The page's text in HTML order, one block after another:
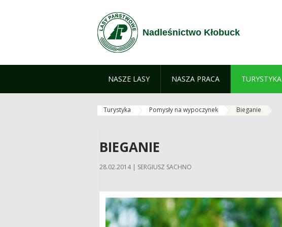
Nadleśnictwo Kłobuck
NASZE LASY NASZA PRACA TURYSTYKA
Turystyka Pomysły na wypoczynek Bieganie
BIEGANIE
28.02.2014 | SERGIUSZ SACHNO